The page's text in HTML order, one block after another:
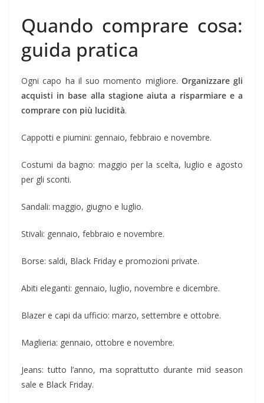
Quando comprare cosa:
guida pratica
Ogni capo ha il suo momento migliore. Organizzare gli
acquisti in base alla stagione aiuta a risparmiare e a
comprare con più lucidità.
Cappotti e piumini: gennaio, febbraio e novembre.
Costumi da bagno: maggio per la scelta, luglio e agosto
per gli sconti.
Sandali: maggio, giugno e luglio.
Stivali: gennaio, febbraio e novembre.
Borse: saldi, Black Friday e promozioni private.
Abiti eleganti: gennaio, luglio, novembre e dicembre.
Blazer e capi da ufficio: marzo, settembre e ottobre.
Maglieria: gennaio, ottobre e novembre.
Jeans: tutto l’anno, ma soprattutto durante mid season
sale e Black Friday.